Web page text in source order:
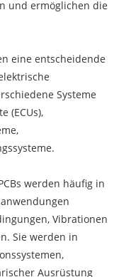
und ermöglichen die
eine entscheidende
Systeme
(ECUs),
werden häufig in
Vibrationen
Sie werden in
Ausrüstung